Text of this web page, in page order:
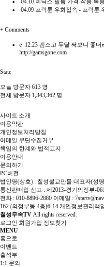
04.09 프릭툰 우회접속 - 프릭툰
+ Comments
e 12.23 겜스고 두달 써보니 좋
http://gamsgone.com
State
오늘 방문자 613 명
전체 방문자 1,343,362 명
사이트 소개
이용약관
개인정보처리방침
이메일 무단수집거부
책임의 한계와 법적고지
이용안내
문의하기
PC버전
법인명(상호) : 칠성불교만물 대표자(성
통신판매업 신고 : 제2013-경기의정부-
전화 : 010-8896-2880 이메일 :
162 (의정부동 4층)6-14 개인정보관리책
칠성무속TV All rights reserved.
로그인 회원가입 정보찾기
MENU
홈으로
이벤트
출석부
1:1 문의